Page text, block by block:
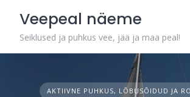
content
Veepeal näeme
Seiklused ja puhkus vee, jää ja maa peal!
AKTIIVNE PUHKUS, LÕBUSÕIDUD JA